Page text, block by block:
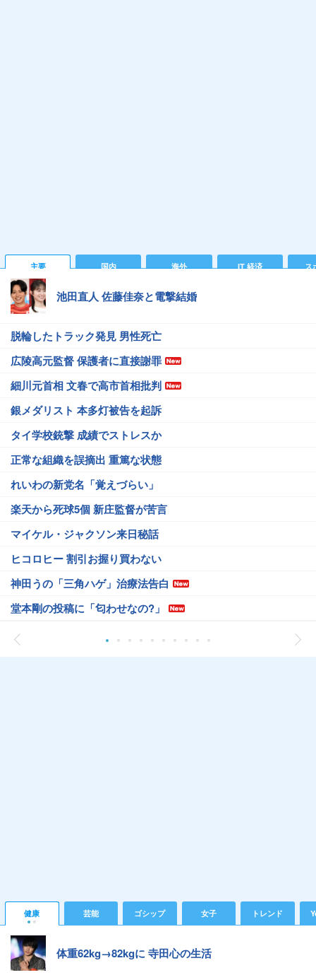
主要 国内 海外 IT 経済 ス
池田直人 佐藤佳奈と電撃結婚
脱輪したトラック発見 男性死亡
広陵高元監督 保護者に直接謝罪
細川元首相 文春で高市首相批判
銀メダリスト 本多灯被告を起訴
タイ学校銃撃 成績でストレスか
正常な組織を誤摘出 重篤な状態
れいわの新党名「覚えづらい」
楽天から死球5個 新庄監督が苦言
マイケル・ジャクソン来日秘話
ヒコロヒー 割引お握り買わない
神田うの「三角ハゲ」治療法告白
堂本剛の投稿に「匂わせなの?」
健康 芸能 ゴシップ 女子 トレンド
体重62kg→82kgに 寺田心の生活